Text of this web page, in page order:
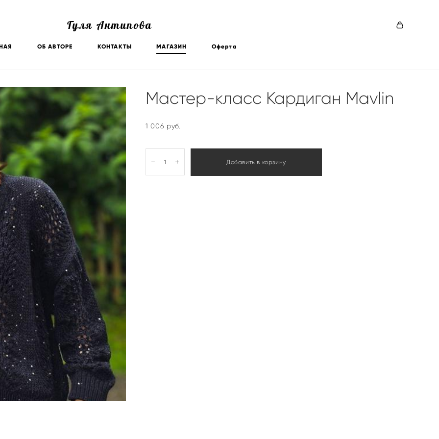
Гуля Антипова
ОБ АВТОРЕ КОНТАКТЫ МАГАЗИН Оферта
Мастер-класс Кардиган Mavlin
1 006 pуб.
Добавить в корзину